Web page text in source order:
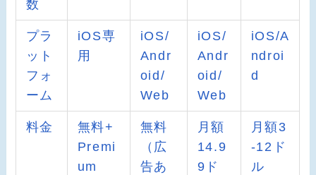
数
プラ
ット
フォ
ーム
iOS専
用
iOS/
Andr
oid/
Web
iOS/
Andr
oid/
Web
iOS/A
ndroi
d
料金
無料+
Premi
um
無料
（広
告あ
月額
14.9
9ド
月額3
-12ド
ル